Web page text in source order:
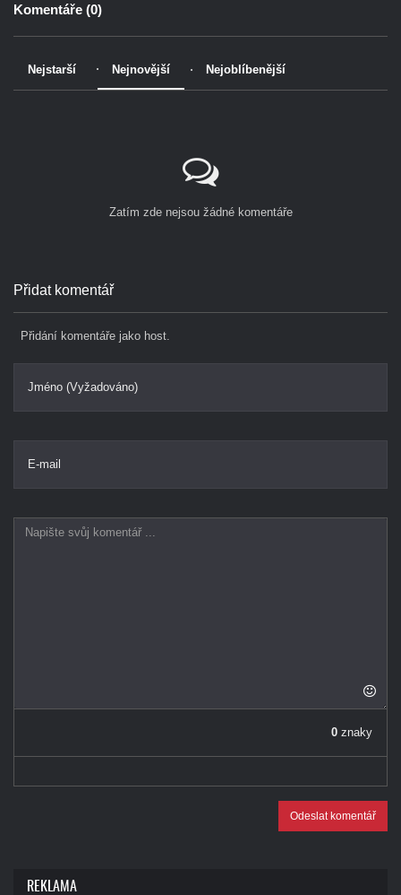
Komentáře (0)
Nejstarší Nejnovější Nejoblíbenější
Zatím zde nejsou žádné komentáře
Přidat komentář
Přidání komentáře jako host.
Jméno (Vyžadováno)
E-mail
0 znaky
Odeslat komentář
REKLAMA